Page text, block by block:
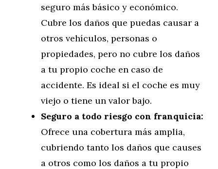
seguro más básico y económico.
Cubre los daños que puedas causar a
otros vehículos, personas o
propiedades, pero no cubre los daños
a tu propio coche en caso de
accidente. Es ideal si el coche es muy
viejo o tiene un valor bajo.
Seguro a todo riesgo con franquicia:
Ofrece una cobertura más amplia,
cubriendo tanto los daños que causes
a otros como los daños a tu propio